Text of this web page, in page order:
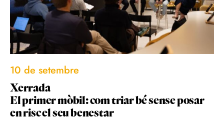
10 de setembre
Xerrada
El primer mòbil: com triar bé sense posar
en risc el seu benestar